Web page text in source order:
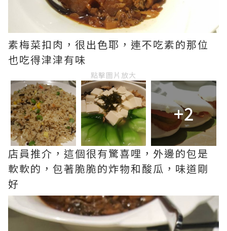
素梅菜扣肉，很出色耶，連不吃素的那位
也吃得津津有味
點擊圖片放大
+2
店員推介，這個很有驚喜哩，外邊的包是
軟軟的，包著脆脆的炸物和酸瓜，味道剛
好